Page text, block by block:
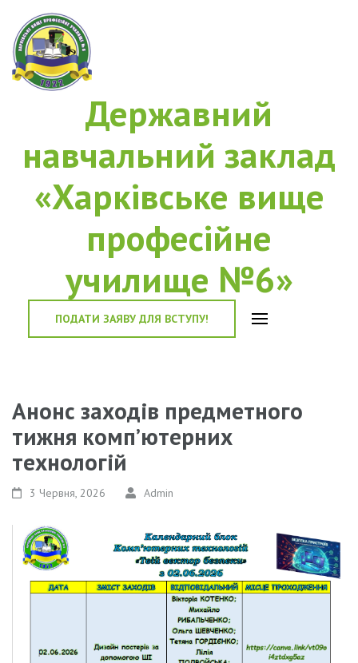
Державний
навчальний заклад
«Харківське вище
професійне
училище №6»
ПОДАТИ ЗАЯВУ ДЛЯ ВСТУПУ!
Анонс заходів предметного
тижня комп’ютерних
технологій
3 Червня, 2026 Admin